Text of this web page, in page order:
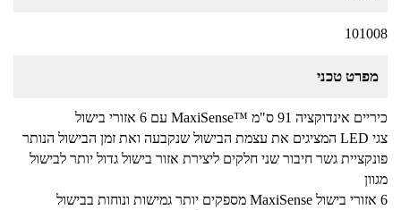
101008
מפרט טכני
כיריים אינדוקציה 91 ס"מ ™MaxiSense עם 6 אזורי בישול
צגי LED המציגים את עצמת הבישול שנקבעה ואת זמן הבישול הנותר
פונקציית גשר חיבור שני חלקים ליצירת אזור בישול גדול יותר לבישול
מגוון
6 אזורי בישול MaxiSense מספקים יותר גמישות ונוחות בבישול